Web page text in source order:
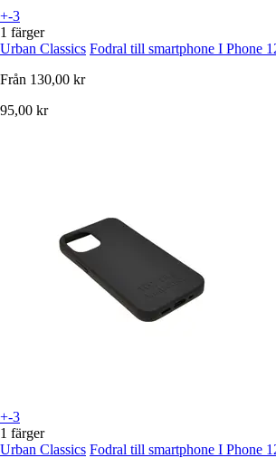
+-3
1 färger
Urban Classics Fodral till smartphone I Phone
Från 130,00 kr
95,00 kr
+-3
1 färger
Urban Classics Fodral till smartphone I Phone